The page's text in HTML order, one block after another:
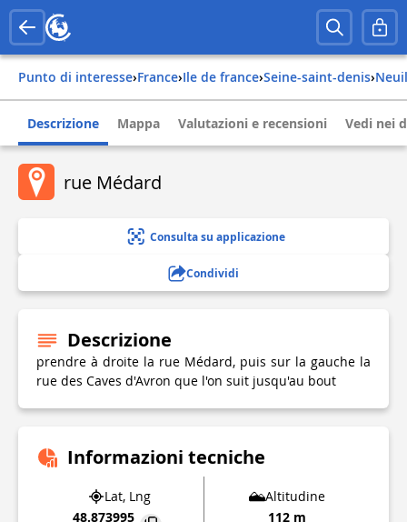
Punto di interesse› france› ile de france› seine-saint-denis›
Descrizione Mappa Valutazioni e recensioni Vedi nei
rue Médard
Consulta su applicazione
Condividi
Descrizione
prendre à droite la rue Médard, puis sur la gauche la
rue des Caves d'Avron que l'on suit jusqu'au bout
Informazioni tecniche
Lat, Lng
48.873995
Altitudine
112 m